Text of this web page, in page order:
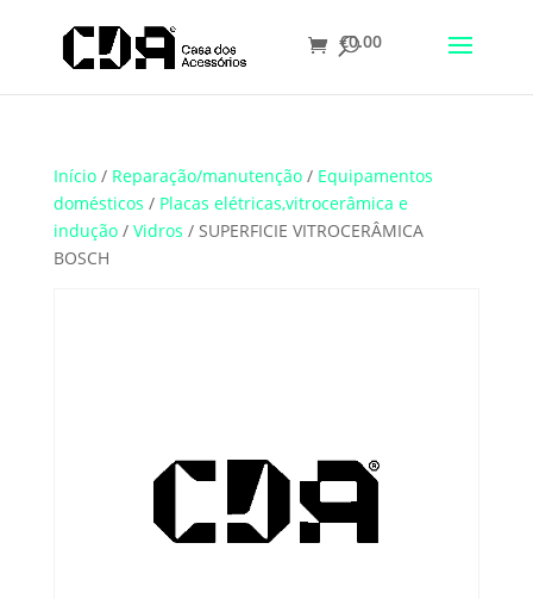
Translate
€0.00
Início/ Reparação/manutenção/ Equipamentos
domésticos / Placas elétricas,vitrocerâmica e
indução/ Vidros / SUPERFICIE VITROCERÂMICA
BOSCH